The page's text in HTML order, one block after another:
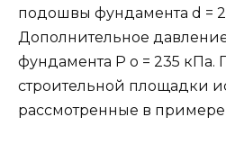
подошвы фундамента d =
Дополнительное
фундамента Р o = 235 кПа.
строительной площадки
рассмотренные в примере